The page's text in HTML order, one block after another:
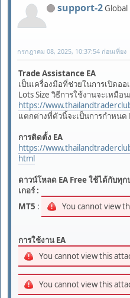
support-2
กรกฎาคม 08, 2025, 10:37:54 ก่อนเที่ยง
Trade Assistance EA
เป็นเครื่องมือที่ช่วยในการเปิดอ
Lots Size วิธีการใช้งานจะเหมือ
https://
แตกต่างที่ตัวนี้จะเป็นการกำหนด
การติดตั้ง EA
https://
html
ดาวน์โหลด EA Free ใช้ได้กับทุ
เกอร์ :
MT5 : You cannot view
การใช้งาน EA
You cannot view this
You cannot view this